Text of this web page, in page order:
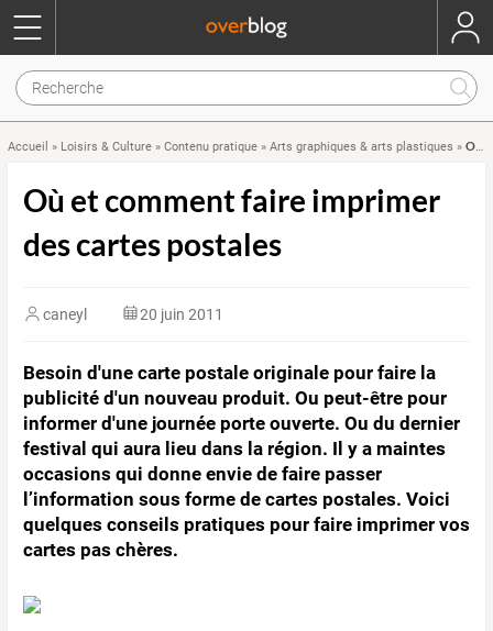
Accueil » Loisirs & Culture » Contenu pratique » Arts graphiques & arts plastiques » Où et comment faire imprimer des cartes postales
Où et comment faire imprimer
des cartes postales
caneyl 20 juin 2011
Besoin d'une carte postale originale pour faire la
publicité d'un nouveau produit. Ou peut-être pour
informer d'une journée porte ouverte. Ou du dernier
festival qui aura lieu dans la région. Il y a maintes
occasions qui donne envie de faire passer
l’information sous forme de cartes postales. Voici
quelques conseils pratiques pour faire imprimer vos
cartes pas chères.